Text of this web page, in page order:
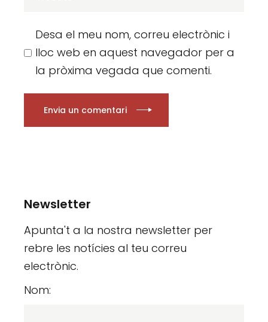
Desa el meu nom, correu electrònic i
lloc web en aquest navegador per a
la pròxima vegada que comenti.
Envia un comentari
Newsletter
Apunta't a la nostra newsletter per
rebre les notícies al teu correu
electrònic.
Nom: